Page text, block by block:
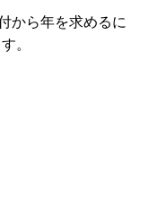
から年を求めるに
。